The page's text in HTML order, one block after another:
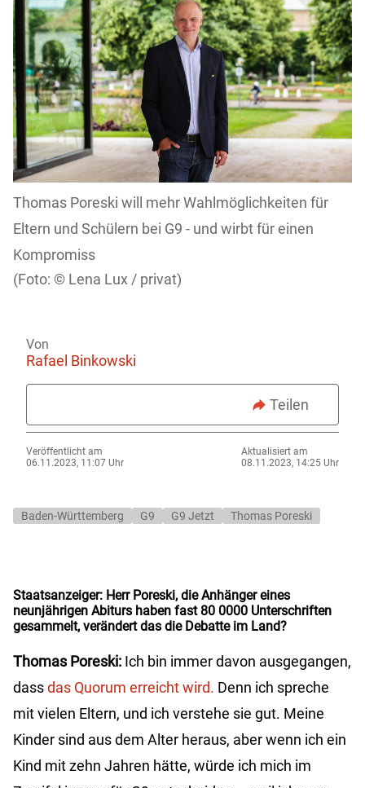
Thomas Poreski will mehr Wahlmöglichkeiten für
Eltern und Schülern bei G9 - und wirbt für einen
Kompromiss
Lena Lux / privat)
Von
Rafael Binkowski
Teilen
Veröffentlicht am
06.11.2023, 11:07 Uhr
Aktualisiert am
08.11.2023, 14:25 Uhr
Baden-Württemberg G9 G9 Jetzt Thomas Poreski
Staatsanzeiger: Herr Poreski, die Anhänger eines
neunjährigen Abiturs haben fast 80 0000 Unterschriften
gesammelt, verändert das die Debatte im Land?
Thomas Poreski: Ich bin immer davon ausgegangen,
dassdas Quorum erreicht wird. Denn ich spreche
mit vielen Eltern, und ich verstehe sie gut. Meine
Kinder sind aus dem Alter heraus, aber wenn ich ein
Kind mit zehn Jahren hätte, würde ich mich im